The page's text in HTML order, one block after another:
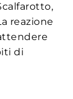
reazione
di